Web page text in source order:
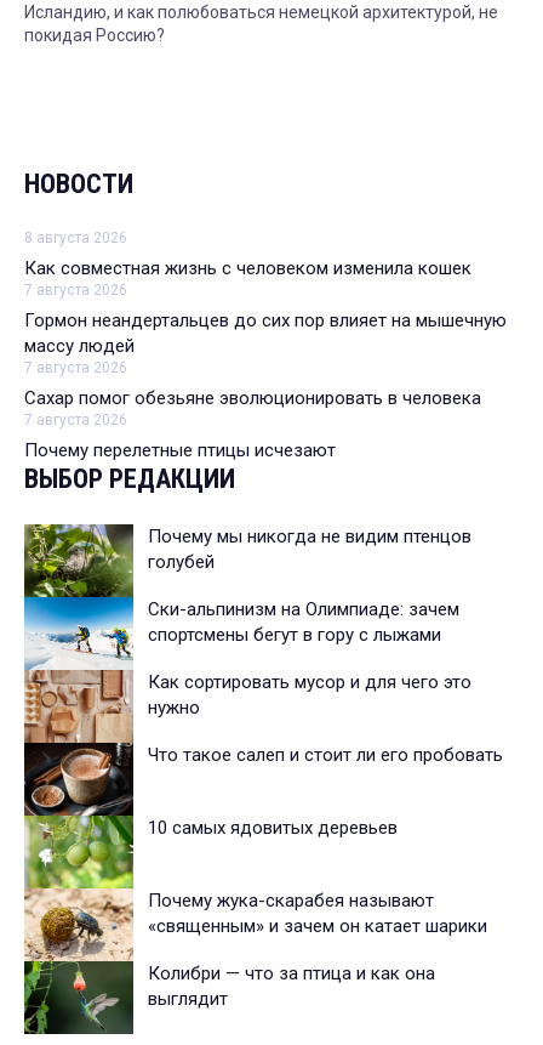
Исландию, и как полюбоваться немецкой архитектурой, не
покидая Россию?
НОВОСТИ
8 августа 2026
Как совместная жизнь с человеком изменила кошек
7 августа 2026
Гормон неандертальцев до сих пор влияет на мышечную
массу людей
7 августа 2026
Сахар помог обезьяне эволюционировать в человека
7 августа 2026
Почему перелетные птицы исчезают
ВЫБОР РЕДАКЦИИ
Почему мы никогда не видим птенцов
голубей
Ски-альпинизм на Олимпиаде: зачем
спортсмены бегут в гору с лыжами
Как сортировать мусор и для чего это
нужно
Что такое салеп и стоит ли его пробовать
10 самых ядовитых деревьев
Почему жука-скарабея называют
«священным» и зачем он катает шарики
Колибри — что за птица и как она
выглядит